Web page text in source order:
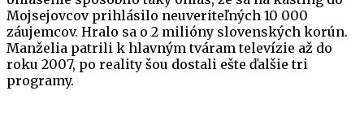
Mojsejovcov prihlásilo neuveriteľných 10 000
záujemcov. Hralo sa o 2 milióny slovenských korún.
Manželia patrili k hlavným tváram televízie až do
roku 2007, po reality šou dostali ešte ďalšie tri
programy.